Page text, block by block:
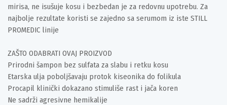
mirisa, ne isušuje kosu i bezbedan je za redovnu upotrebu. Za
najbolje rezultate koristi se zajedno sa serumom iz iste STILL
PROMEDIC linije
ZAŠTO ODABRATI OVAJ PROIZVOD
Prirodni šampon bez sulfata za slabu i retku kosu
Etarska ulja poboljšavaju protok kiseonika do folikula
Procapil klinički dokazano stimuliše rast i jača koren
Ne sadrži agresivne hemikalije